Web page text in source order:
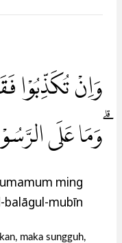
وَاِنْ تُكَذِّبُوْا
ۗوَمَا عَلَى
ming
balāgul-mubīn
maka sungguh,